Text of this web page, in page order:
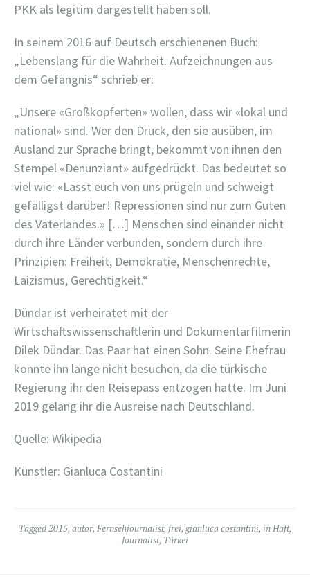
PKK als legitim dargestellt haben soll.
In seinem 2016 auf Deutsch erschienenen Buch:
„Lebenslang für die Wahrheit. Aufzeichnungen aus
dem Gefängnis“ schrieb er:
„Unsere «Großkopferten» wollen, dass wir «lokal und
national» sind. Wer den Druck, den sie ausüben, im
Ausland zur Sprache bringt, bekommt von ihnen den
Stempel «Denunziant» aufgedrückt. Das bedeutet so
viel wie: «Lasst euch von uns prügeln und schweigt
gefälligst darüber! Repressionen sind nur zum Guten
des Vaterlandes.» […] Menschen sind einander nicht
durch ihre Länder verbunden, sondern durch ihre
Prinzipien: Freiheit, Demokratie, Menschenrechte,
Laizismus, Gerechtigkeit.“
Dündar ist verheiratet mit der
Wirtschaftswissenschaftlerin und Dokumentarfilmerin
Dilek Dündar. Das Paar hat einen Sohn. Seine Ehefrau
konnte ihn lange nicht besuchen, da die türkische
Regierung ihr den Reisepass entzogen hatte. Im Juni
2019 gelang ihr die Ausreise nach Deutschland.
Quelle: Wikipedia
Künstler: Gianluca Costantini
Tagged2015, autor, Fernsehjournalist, frei, gianluca costantini, in Haft,
Journalist, Türkei